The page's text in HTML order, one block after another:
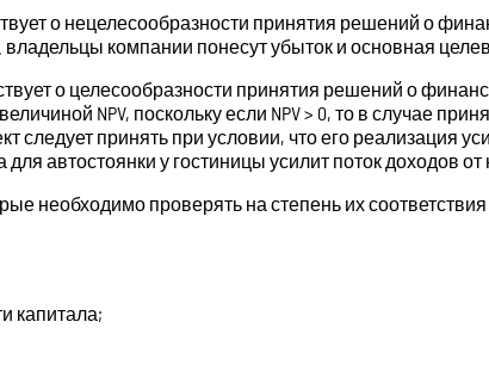
о нецелесообразности принятия решений о
компании понесут убыток и основная
о целесообразности принятия решений о
NPV, поскольку если NPV > 0, то в случае
следует принять при условии, что его реализация
автостоянки у гостиницы усилит поток доходов от
необходимо проверять на степень их
капитала;